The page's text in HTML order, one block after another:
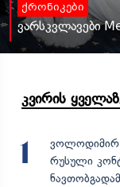
ქრონიკები
ვარსკვლავები
კვირის
1
ვოლოდიმირ
რუსული